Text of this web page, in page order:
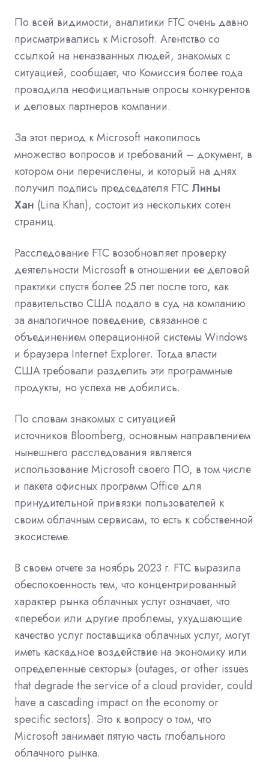
По всей видимости, аналитики FTC очень давно
присматривались к Microsoft. Агентство со
ссылкой на неназванных людей, знакомых с
ситуацией, сообщает, что Комиссия более года
проводила неофициальные опросы конкурентов
и деловых партнеров компании.
За этот период к Microsoft накопилось
множество вопросов и требований – документ, в
котором они перечислены, и который на днях
получил подпись председателя FTC Лины
Хан (Lina Khan), состоит из нескольких сотен
страниц.
Расследование FTC возобновляет проверку
деятельности Microsoft в отношении ее деловой
практики спустя более 25 лет после того, как
правительство США подало в суд на компанию
за аналогичное поведение, связанное с
объединениемоперационной системы Windows
и браузера Internet Explorer. Тогда власти
СШАтребовали разделить эти программные
продукты, но успеха не добились.
По словам знакомых с ситуацией
источников Bloomberg, основным направлением
нынешнего расследования является
использованиеMicrosoftсвоего ПО, в том числе
и пакета офисных программ Office для
принудительной привязки пользователей к
своимоблачным сервисам, то есть к собственной
экосистеме.
В своем отчете за ноябрь 2023 г. FTC выразила
обеспокоенность тем, что концентрированный
характер рынка облачных услуг означает, что
«перебои или другие проблемы, ухудшающие
качество услуг поставщика облачных услуг, могут
иметь каскадное воздействие на экономику или
определенные секторы» (outages, or other issues
that degrade the service of a cloud provider, could
have a cascading impact on the economy or
specific sectors). Это к вопросу о том, что
Microsoft занимает пятую часть глобального
облачного рынка.